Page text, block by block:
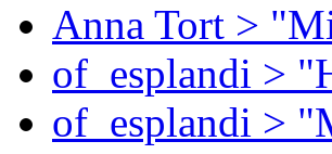
Anna Tort >
of_esplandi >
of_esplandi >